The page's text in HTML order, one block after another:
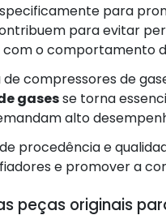
para
para evitar
o comportamento
compressores de
gasesse torna
alto
procedência e
e promover a
peças originais